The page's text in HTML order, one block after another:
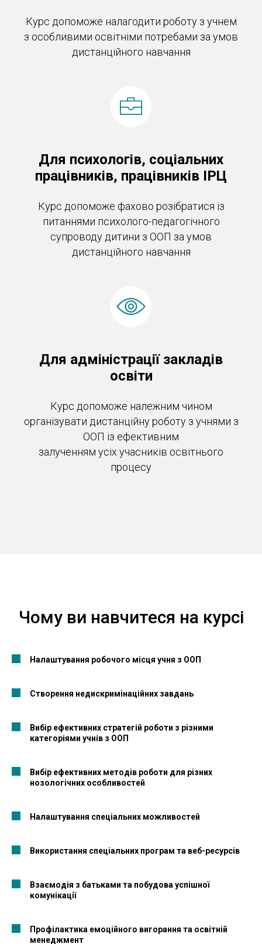
Курс допоможе налагодити роботу з учнем
з особливими освітніми потребами за умов
дистанційного навчання
Для психологів, соціальних
працівників, працівників ІРЦ
Курс допоможе фахово розібратися із
питаннями психолого-педагогічного
супроводу дитини з ООП за умов
дистанційного навчання
Для адміністрації закладів
освіти
Курс допоможе належним чином
організувати дистанційну роботу з учнями з
ООП із ефективним
залученням усіх учасників освітнього
процесу
Чому ви навчитеся на курсі
Налаштування робочого місця учня з ООП
Створення недискримінаційних завдань
Вибір ефективних стратегій роботи з різними
категоріями учнів з ООП
Вибір ефективних методів роботи для різних
нозологічних особливостей
Налаштування спеціальних можливостей
Використання спеціальних програм та веб-ресурсів
Взаємодія з батьками та побудова успішної
комунікації
Профілактика емоційного вигорання та освітній
менеджмент